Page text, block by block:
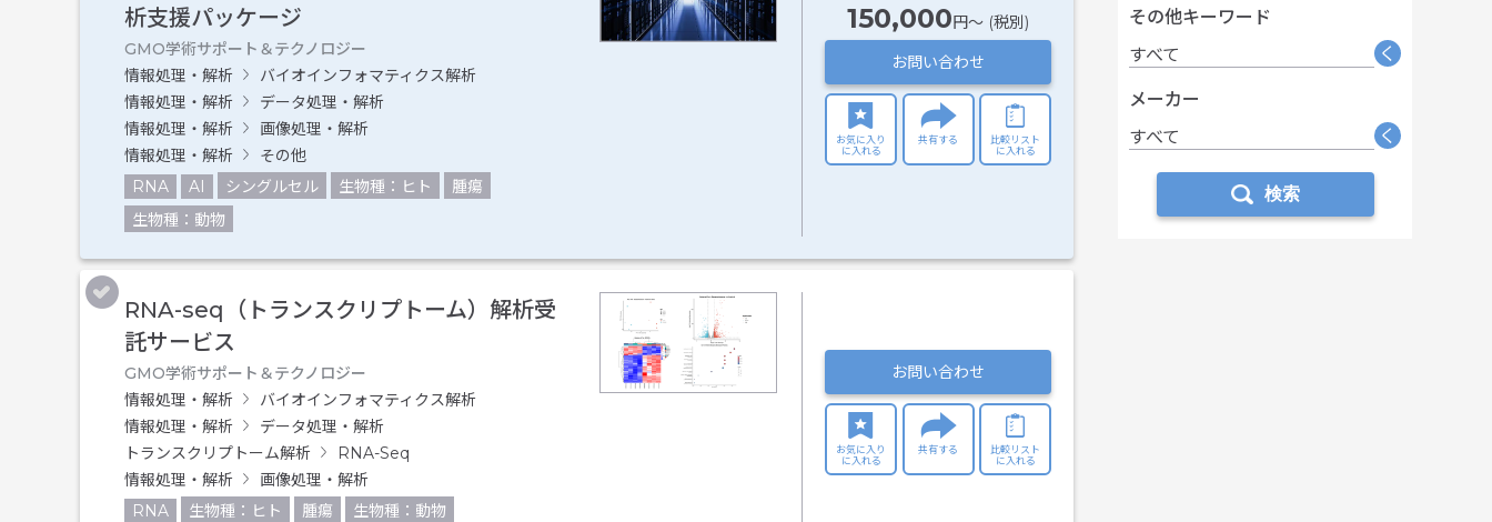
析支援パッケージ
GMO学術サポート＆テクノロジー
情報処理・解析
バイオインフォマティクス解析
情報処理・解析
データ処理・解析
情報処理・解析
画像処理・解析
情報処理・解析
その他
RNA
AI シングルセル 生物種：ヒト
腫瘍
生物種：動物
150,000円〜 (税別)
お問い合わせ
お気に入り
に入れる
共有する
比較リスト
に入れる
RNA-seq（トランスクリプトーム）解析受
託サービス
GMO学術サポート＆テクノロジー
情報処理・解析
バイオインフォマティクス解析
情報処理・解析
データ処理・解析
トランスクリプトーム解析
RNA-Seq
情報処理・解析
画像処理・解析
RNA
生物種：ヒト 腫瘍 生物種：動物
お問い合わせ
お気に入り
に入れる
共有する
比較リスト
に入れる
その他キーワード
すべて
く
メーカー
すべて
く
検索